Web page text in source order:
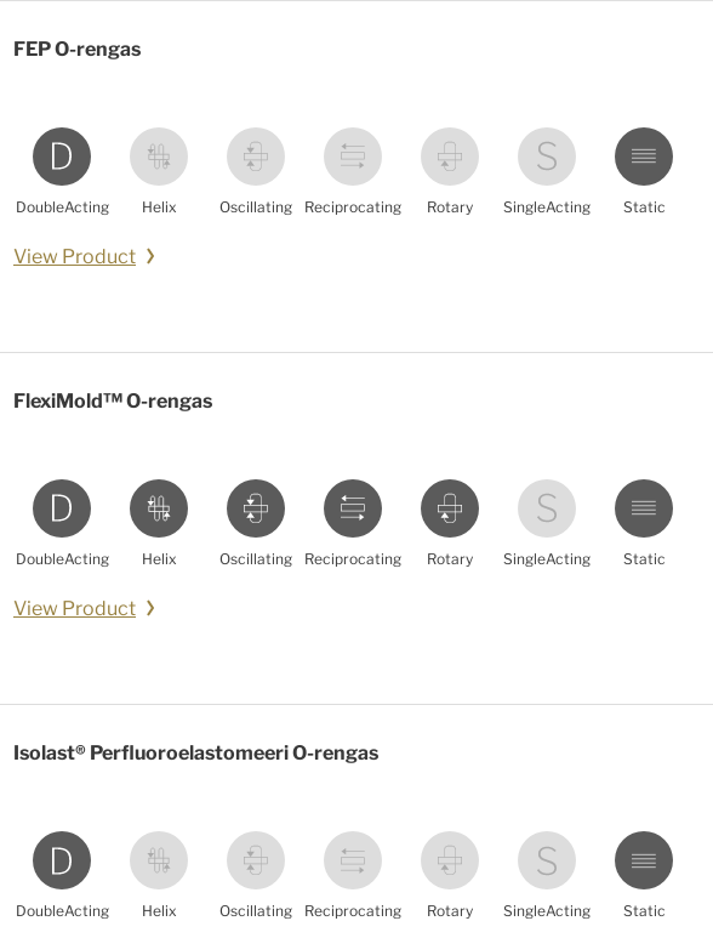
FEP O-rengas
DoubleActing Helix Oscillating Reciprocating Rotary SingleActing Static
View Product
FlexiMold™ O-rengas
DoubleActing Helix Oscillating Reciprocating Rotary SingleActing Static
View Product
Isolast® Perfluoroelastomeeri O-rengas
DoubleActing Helix Oscillating Reciprocating Rotary SingleActing Static